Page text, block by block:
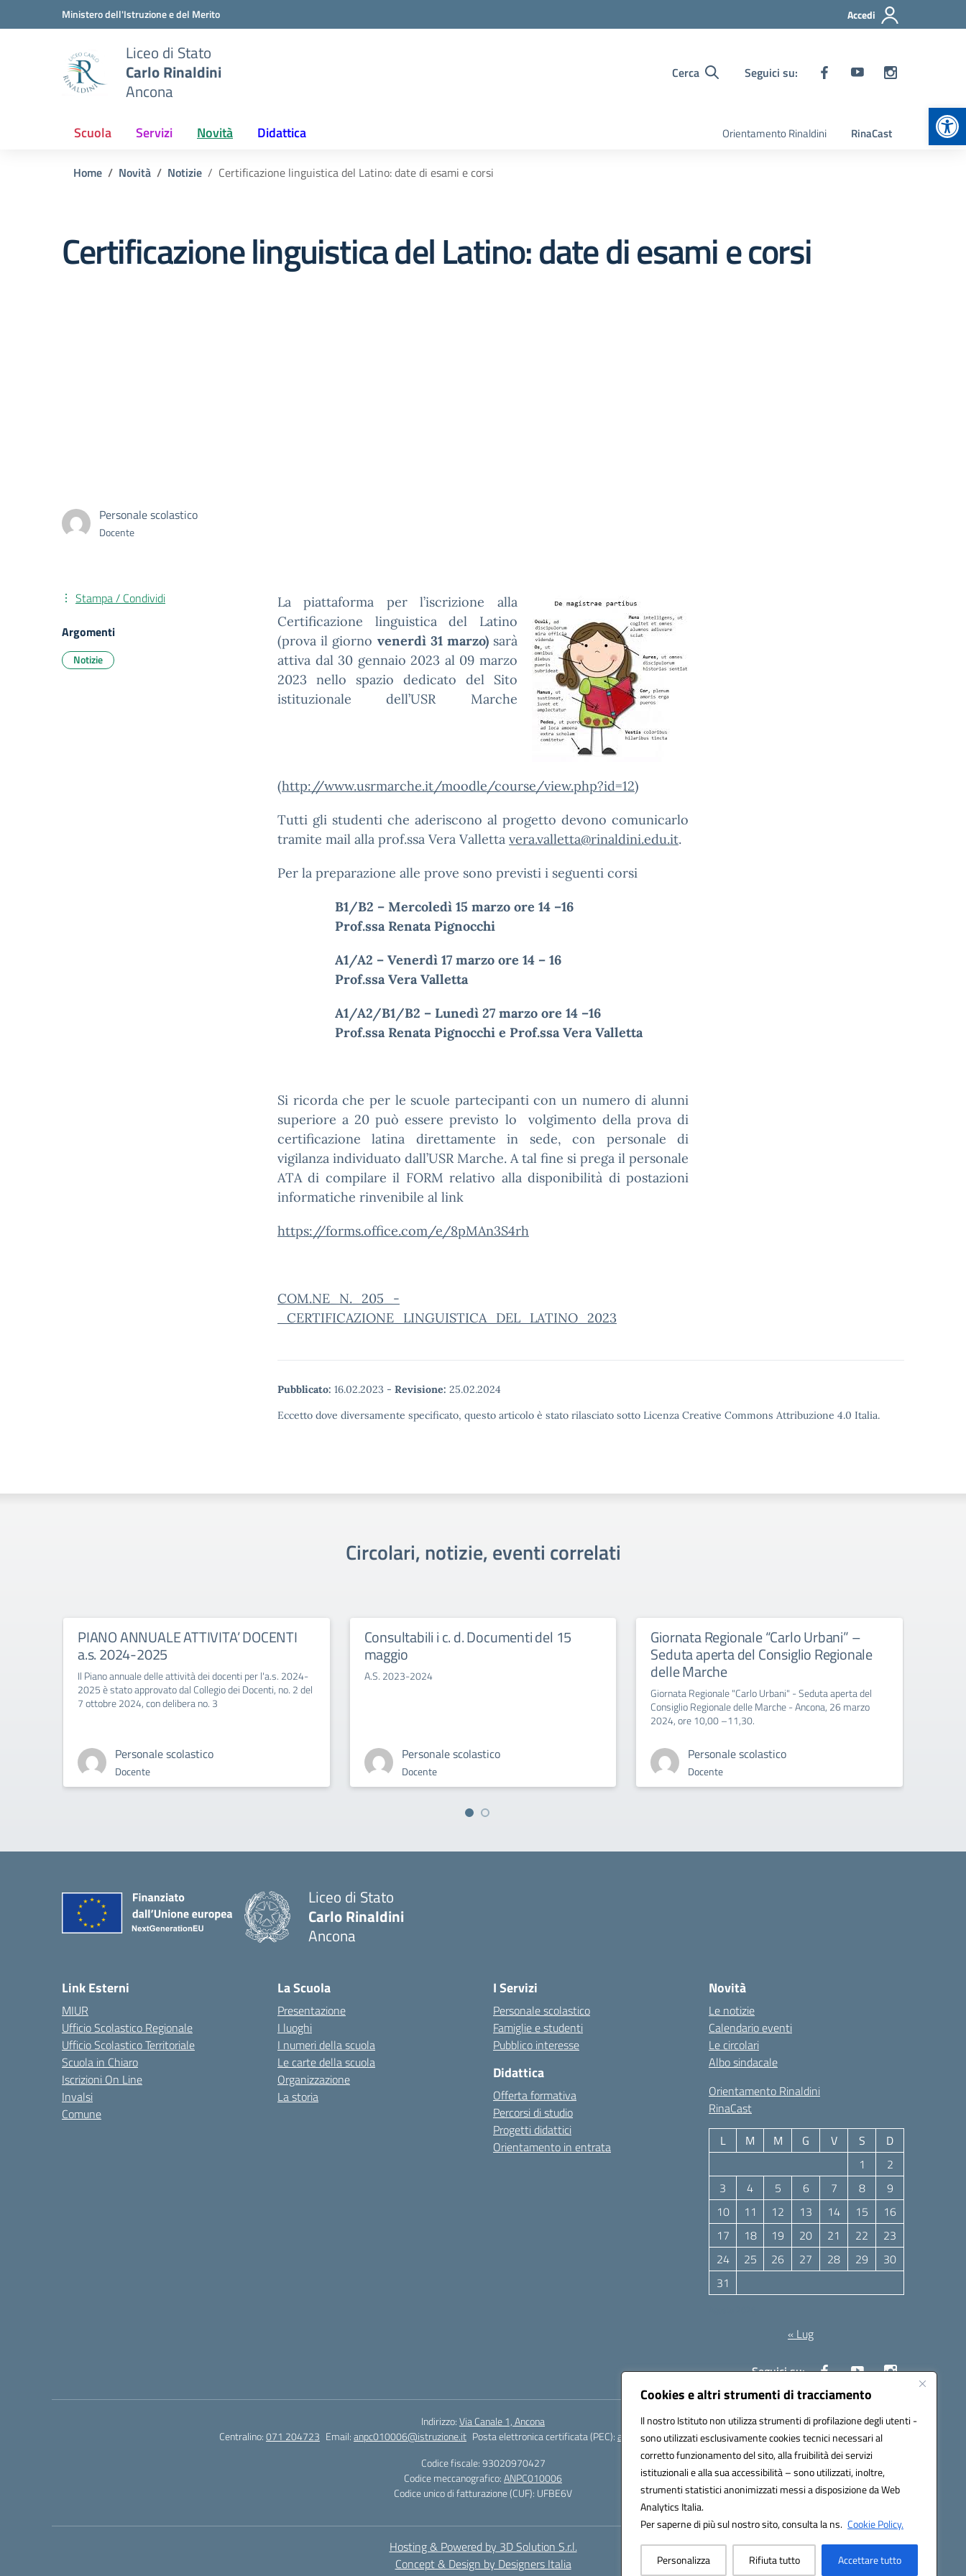
Cookies e altri strumenti di tracciamento
Il nostro Istituto non utilizza strumenti di profilazione degli utenti -
sono utilizzati esclusivamente cookies tecnici necessari al
corretto funzionamento del sito, alla fruibilità dei servizi
istituzionali e alla sua accessibilità – sono utilizzati, inoltre,
strumenti statistici anonimizzati messi a disposizione da Web
Analytics Italia.
Per saperne di più sul nostro sito, consulta la ns. Cookie Policy.
Personalizza Rifiuta tutto Accettare tutto
Vai ai contenuti
Vai al menu di navigazioneMinistero dell'Istruzione e del Merito Accedi
Liceo di Stato
Carlo Rinaldini
Ancona
Cerca Seguici su:
Scuola Servizi Novità Didattica Orientamento Rinaldini RinaCast
Home Novità Notizie Certificazione linguistica del Latino: date di esami e corsi
Certificazione linguistica del Latino: date di esami e corsi
Personale scolastico
Docente
La piattaforma per l’iscrizione alla
Certificazione linguistica del Latino
(prova il giorno venerdì 31 marzo) sarà
attiva dal 30 gennaio 2023 al 09 marzo
2023 nello spazio dedicato del Sito
istituzionale dell’USR Marche
(http://www.usrmarche.it/moodle/course/view.php?id=12)
Tutti gli studenti che aderiscono al progetto devono comunicarlo
tramite mail alla prof.ssa Vera Valletta vera.valletta@rinaldini.edu.it.
Per la preparazione alle prove sono previsti i seguenti corsi
B1/B2 – Mercoledì 15 marzo ore 14 –16
Prof.ssa Renata Pignocchi
A1/A2 – Venerdì 17 marzo ore 14 – 16
Prof.ssa Vera Valletta
A1/A2/B1/B2 – Lunedì 27 marzo ore 14 –16
Prof.ssa Renata Pignocchi e Prof.ssa Vera Valletta
Si ricorda che per le scuole partecipanti con un numero di alunni
superiore a 20 può essere previsto lo volgimento della prova di
certificazione latina direttamente in sede, con personale di
vigilanza individuato dall’USR Marche. A tal fine si prega il personale
ATA di compilare il FORM relativo alla disponibilità di postazioni
informatiche rinvenibile al link
https://forms.office.com/e/8pMAn3S4rh
COM.NE_N._205_-
_CERTIFICAZIONE_LINGUISTICA_DEL_LATINO_2023
Pubblicato: 16.02.2023 - Revisione: 25.02.2024
Eccetto dove diversamente specificato, questo articolo è stato rilasciato sotto Licenza Creative Commons Attribuzione 4.0 Italia.
Stampa / Condividi
Argomenti
Notizie
Circolari, notizie, eventi correlati
PIANO ANNUALE ATTIVITA’ DOCENTI
a.s. 2024-2025
Il Piano annuale delle attività dei docenti per l'a.s. 2024-
2025 è stato approvato dal Collegio dei Docenti, no. 2 del
7 ottobre 2024, con delibera no. 3
Personale scolastico
Docente
Consultabili i c. d. Documenti del 15
maggio
A.S. 2023-2024
Personale scolastico
Docente
Giornata Regionale “Carlo Urbani” –
Seduta aperta del Consiglio Regionale
delle Marche
Giornata Regionale "Carlo Urbani" - Seduta aperta del
Consiglio Regionale delle Marche - Ancona, 26 marzo
2024, ore 10,00 –11,30.
Personale scolastico
Docente
Liceo di Stato
Carlo Rinaldini
Ancona
Link Esterni
MIUR
Ufficio Scolastico Regionale
Ufficio Scolastico Territoriale
Scuola in Chiaro
Iscrizioni On Line
Invalsi
Comune
La Scuola
Presentazione
I luoghi
I numeri della scuola
Le carte della scuola
Organizzazione
La storia
I Servizi
Personale scolastico
Famiglie e studenti
Pubblico interesse
Didattica
Offerta formativa
Percorsi di studio
Progetti didattici
Orientamento in entrata
Novità
Le notizie
Calendario eventi
Le circolari
Albo sindacale
Orientamento Rinaldini
RinaCast
L M M G V S
D
1
2
3
4 5 6 7 8
9
10
11 12 13 14 15
16
17
18 19 20 21 22
23
24
25 26 27 28 29
30
31
« Lug
Seguici su:
Indirizzo:Via Canale 1, Ancona
Centralino:071 204723 Email:anpc010006@istruzione.it Posta elettronica certificata (PEC):anpc010006@pec.istruzione.it
Codice fiscale: 93020970427
Codice meccanografico:ANPC010006
Codice unico di fatturazione (CUF): UFBE6V
Hosting & Powered by 3D Solution S.r.l.
Concept & Design by Designers Italia